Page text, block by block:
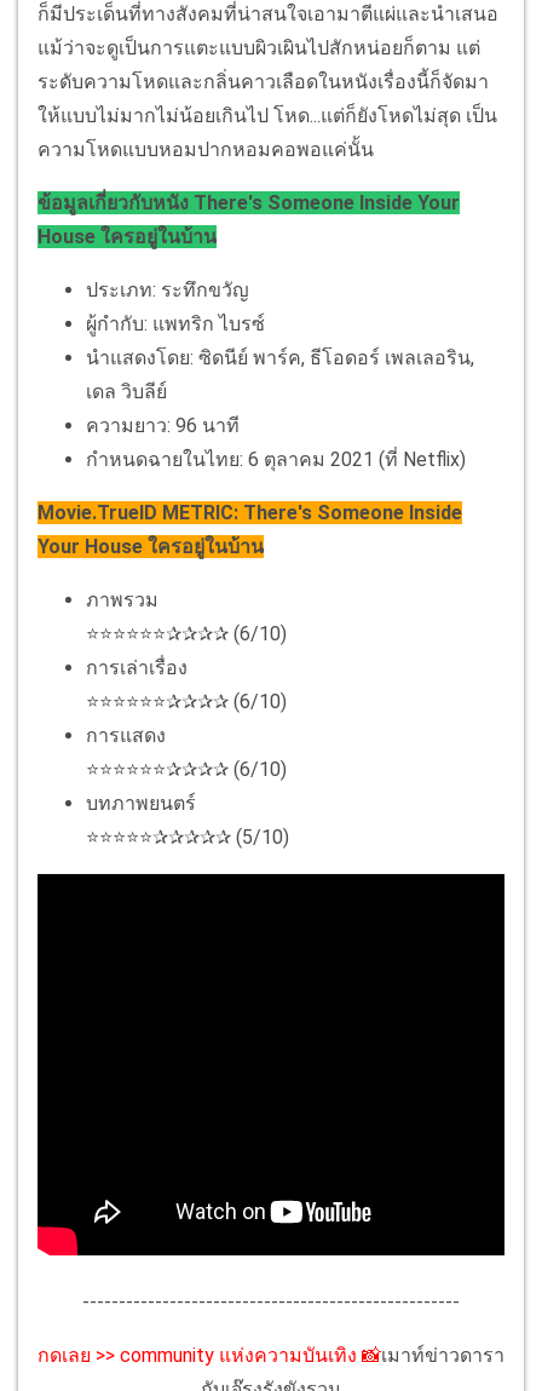
ก็มีประเด็นที่ทางสังคมที่น่าสนใจเอามาตีแผ่และนำเสนอ
แม้ว่าจะดูเป็นการแตะแบบผิวเผินไปสักหน่อยก็ตาม แต่
ระดับความโหดและกลิ่นคาวเลือดในหนังเรื่องนี้ก็จัดมา
ให้แบบไม่มากไม่น้อยเกินไป โหด...แต่ก็ยังโหดไม่สุด เป็น
ความโหดแบบหอมปากหอมคอพอแค่นั้น
ข้อมูลเกี่ยวกับหนัง There's Someone Inside Your
House ใครอยู่ในบ้าน
ประเภท: ระทึกขวัญ
ผู้กำกับ: แพทริก ไบรซ์
นำแสดงโดย: ซิดนีย์ พาร์ค, ธีโอดอร์ เพลเลอริน,
เดล วิบลีย์
ความยาว: 96 นาที
กำหนดฉายในไทย: 6 ตุลาคม 2021 (ที่ Netflix)
Movie.TrueID METRIC: There's Someone Inside
Your House ใครอยู่ในบ้าน
ภาพรวม
⭐⭐⭐⭐⭐⭐✰✰✰✰ (6/10)
การเล่าเรื่อง
⭐⭐⭐⭐⭐⭐✰✰✰✰ (6/10)
การแสดง
⭐⭐⭐⭐⭐⭐✰✰✰✰ (6/10)
บทภาพยนตร์
⭐⭐⭐⭐⭐✰✰✰✰✰ (5/10)
----------------------------------------------------
กดเลย >> community แห่งความบันเทิง 📸เมาท์ข่าวดารา